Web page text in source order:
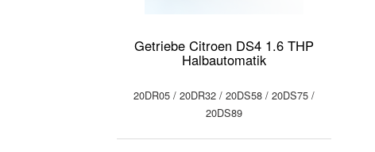
Getriebe Citroen DS4 1.6 THP
Halbautomatik
20DR05 / 20DR32 / 20DS58 / 20DS75 /
20DS89